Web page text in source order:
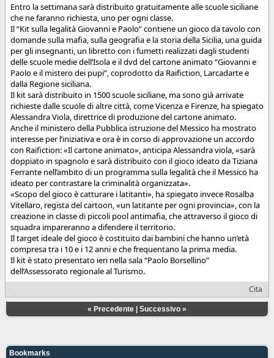
Entro la settimana sarà distribuito gratuitamente alle scuole siciliane
che ne faranno richiesta, uno per ogni classe.
Il “Kit sulla legalità Giovanni e Paolo” contiene un gioco da tavolo con
domande sulla mafia, sulla geografia e la storia della Sicilia, una guida
per gli insegnanti, un libretto con i fumetti realizzati dagli studenti
delle scuole medie dell‘Isola e il dvd del cartone animato “Giovanni e
Paolo e il mistero dei pupi”, coprodotto da Raifiction, Larcadarte e
dalla Regione siciliana.
Il kit sarà distribuito in 1500 scuole siciliane, ma sono già arrivate
richieste dalle scuole di altre città, come Vicenza e Firenze, ha spiegato
Alessandra Viola, direttrice di produzione del cartone animato.
Anche il ministero della Pubblica istruzione del Messico ha mostrato
interesse per l’iniziativa e ora è in corso di approvazione un accordo
con Raifiction: «Il cartone animato», anticipa Alessandra viola, «sarà
doppiato in spagnolo e sarà distribuito con il gioco ideato da Tiziana
Ferrante nell’ambito di un programma sulla legalità che il Messico ha
ideato per contrastare la criminalità organizzata».
«Scopo del gioco è catturare i latitanti», ha spiegato invece Rosalba
Vitellaro, regista del cartoon, «un latitante per ogni provincia», con la
creazione in classe di piccoli pool antimafia, che attraverso il gioco di
squadra impareranno a difendere il territorio.
Il target ideale del gioco è costituito dai bambini che hanno un’età
compresa tra i 10 e i 12 anni e che frequentano la prima media.
Il kit è stato presentato ieri nella sala “Paolo Borsellino”
dell’Assessorato regionale al Turismo.
Cita
« Precedente Successivo »
Bookmarks